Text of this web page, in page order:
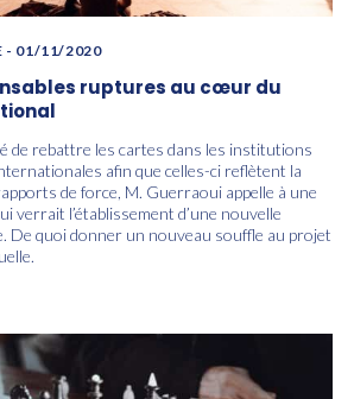
- 01/11/2020
ruptures au cœur du
de rebattre les cartes dans les institutions
afin que celles-ci reflètent la
de force, M. Guerraoui appelle à une
verrait l’établissement d’une nouvelle
De quoi donner un nouveau souffle au projet